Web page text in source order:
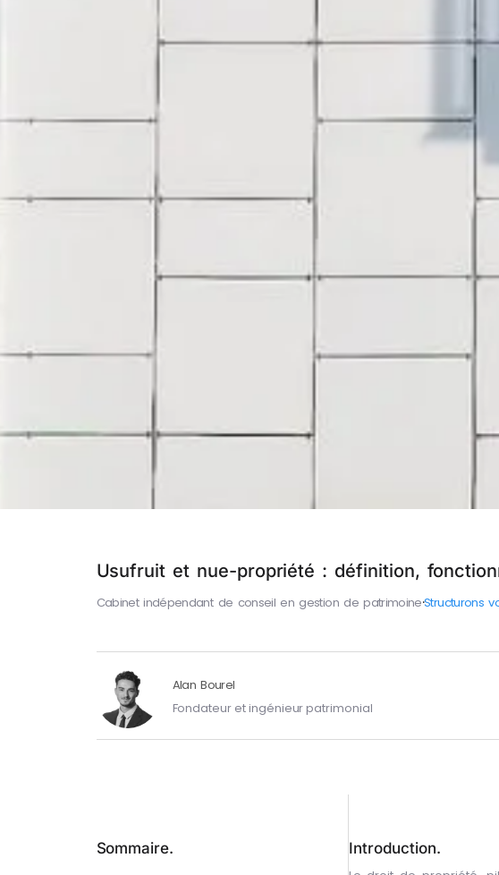
Usufruit et nue-propriété : définition,
Cabinet indépendant de conseil en gestion de patrimoine⸱Structurons
Alan Bourel
Fondateur et ingénieur patrimonial
Sommaire. Introduction.